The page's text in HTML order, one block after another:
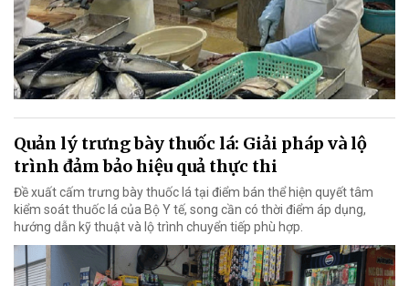
Quản lý trưng bày thuốc lá: Giải pháp và lộ
trình đảm bảo hiệu quả thực thi
Đề xuất cấm trưng bày thuốc lá tại điểm bán thể hiện quyết tâm
kiểm soát thuốc lá của Bộ Y tế, song cần có thời điểm áp dụng,
hướng dẫn kỹ thuật và lộ trình chuyển tiếp phù hợp.